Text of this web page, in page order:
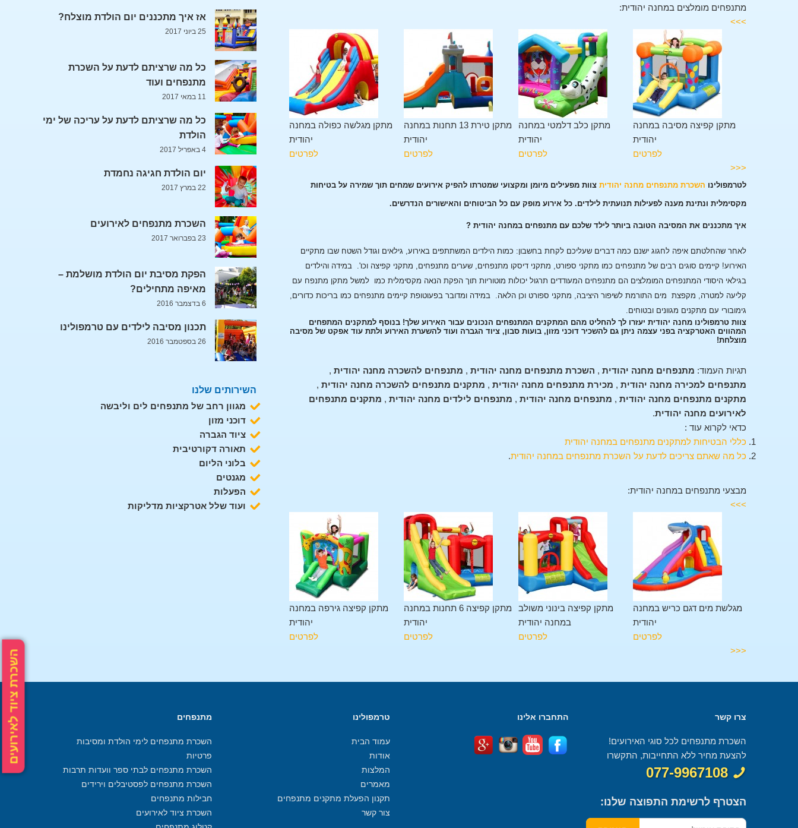
השכרת ציוד לאירועים
מתנפחים מומלצים במחנה יהודית:
>>>
מתקן מגלשה כפולה במחנה
יהודית
לפרטים
מתקן טירת 13 תחנות במחנה
יהודית
לפרטים
מתקן כלב דלמטי במחנה
יהודית
לפרטים
מתקן קפיצה מסיבה במחנה
יהודית
לפרטים
<<<
לטרמפולינו השכרת מתנפחים מחנה יהודית צוות מפעילים מיומן ומקצועי שמטרתו להפיק אירועים שמחים תוך שמירה על בטיחות
מקסימלית ונתינת מענה לפעילות תנועתית לילדים. כל אירוע מופק עם כל הביטוחים והאישורים הנדרשים.
איך מתכננים את המסיבה הטובה ביותר לילד שלכם עם מתנפחים במחנה יהודית ?
לאחר שהחלטתם איפה לחגוג ישנם כמה דברים שעליכם לקחת בחשבון: כמות הילדים המשתתפים באירוע, גילאים וגודל השטח שבו מתקיים
האירוע! קיימים סוגים רבים של מתנפחים כמו מתקני ספורט, מתקני דיסקו מתנפחים, שערים מתנפחים, מתקני קפיצה וכו'. במידה והילדים
בגילאי היסודי המתנפחים המומלצים הם מתנפחים המעודדים תרגול יכולות מוטוריות תוך הפקת הנאה מקסימלית כמו למשל מתקן מתנפח עם
קליעה למטרה, מקפצת מים התורמת לשיפור היציבה, מתקני ספורט וכן הלאה. במידה ומדובר בפעוטופת קיימים מתנפחים כמו בריכות כדורים,
גימובורי עם מתקנים מגוונים ובטוחים.
צוות טרמפולינו מחנה יהודית יעזרו לך להחליט מהם המתקנים המתנפחים הנכונים עבור האירוע שלך! בנוסף למתקנים המתפחים
המהווים האטרקציה בפני עצמה ניתן גם להשכיר דוכני מזון, בועות סבון, ציוד הגברה ועוד להשערת האירוע ולתת עוד אפקט של מסיבה
מוצלחת!
תגיות העמוד: מתנפחים מחנה יהודית , השכרת מתנפחים מחנה יהודית , מתנפחים להשכרה מחנה יהודית ,
מתנפחים למכירה מחנה יהודית , מכירת מתנפחים מחנה יהודית , מתקנים מתנפחים להשכרה מחנה יהודית ,
מתקנים מתנפחים מחנה יהודית , מתנפחים מחנה יהודית , מתנפחים לילדים מחנה יהודית , מתקנים מתנפחים
לאירועים מחנה יהודית.
כדאי לקרוא עוד :
כללי הבטיחות למתקנים מתנפחים במחנה יהודית
כל מה שאתם צריכים לדעת על השכרת מתנפחים במחנה יהודית.
מבצעי מתנפחים במחנה יהודית:
>>>
מתקן קפיצה גירפה במחנה
יהודית
לפרטים
מתקן קפיצה 6 תחנות במחנה
יהודית
לפרטים
מתקן קפיצה בינוני משולב
במחנה יהודית
לפרטים
מגלשת מים דגם כריש במחנה
יהודית
לפרטים
<<<
אז איך מתכננים יום הולדת מוצלח?
25 ביוני 2017
כל מה שרציתם לדעת על השכרת
מתנפחים ועוד
11 במאי 2017
כל מה שרציתם לדעת על עריכה של ימי
הולדת
4 באפריל 2017
יום הולדת חגיגה נחמדת
22 במרץ 2017
השכרת מתנפחים לאירועים
23 בפברואר 2017
הפקת מסיבת יום הולדת מושלמת –
מאיפה מתחילים?
6 בדצמבר 2016
תכנון מסיבה לילדים עם טרמפולינו
26 בספטמבר 2016
השירותים שלנו
מגוון רחב של מתנפחים לים וליבשה
דוכני מזון
ציוד הגברה
תאורה דקורטיבית
בלוני הליום
מגנטים
הפעלות
ועוד שלל אטרקציות מדליקות
צרו קשר
השכרת מתנפחים לכל סוגי האירועים!
להצעת מחיר ללא התחייבות, התקשרו
077-9967108
הצטרף לרשימת התפוצה שלנו:
התחברו אלינו טרמפולינו
עמוד הבית
אודות
המלצות
מאמרים
תקנון הפעלת מתקנים מתנפחים
צור קשר
מתנפחים
השכרת מתנפחים לימי הולדת ומסיבות
פרטיות
השכרת מתנפחים לבתי ספר וועדות תרבות
השכרת מתנפחים לפסטיבלים וירידים
חבילות מתנפחים
השכרת ציוד לאירועים